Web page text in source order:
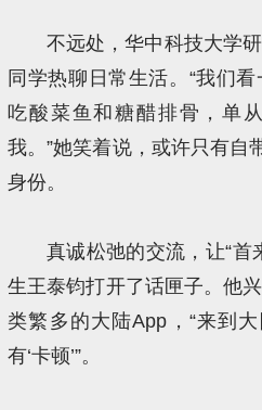
不远处，华中科技大学
同学热聊日常生活。“我们
吃酸菜鱼和糖醋排骨，单
我。”她笑着说，或许只有自
身份。
真诚松弛的交流，让“首
生王泰钧打开了话匣子。他
类繁多的大陆App，“来到
有‘卡顿’”。